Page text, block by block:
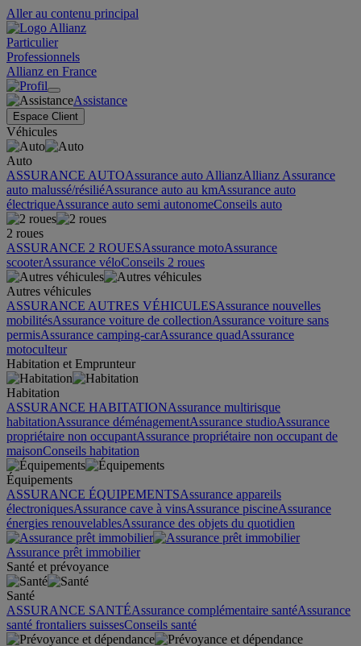
Aller au contenu principal
Particulier
Professionnels
Allianz en France
Assistance
Espace Client
Véhicules
Auto
ASSURANCE AUTOAssurance auto AllianzAllianz Assurance
auto malussé/résiliéAssurance auto au kmAssurance auto
électriqueAssurance auto semi autonomeConseils auto
2 roues
ASSURANCE 2 ROUESAssurance motoAssurance
scooterAssurance véloConseils 2 roues
Autres véhicules
ASSURANCE AUTRES VÉHICULESAssurance nouvelles
mobilitésAssurance voiture de collectionAssurance voiture sans
permisAssurance camping-carAssurance quadAssurance
motoculteur
Habitation et Emprunteur
Habitation
ASSURANCE HABITATIONAssurance multirisque
habitationAssurance déménagementAssurance studioAssurance
propriétaire non occupantAssurance propriétaire non occupant de
maisonConseils habitation
Équipements
ASSURANCE ÉQUIPEMENTSAssurance appareils
électroniquesAssurance cave à vinsAssurance piscineAssurance
énergies renouvelablesAssurance des objets du quotidien
Assurance prêt immobilier
Santé et prévoyance
Santé
ASSURANCE SANTÉAssurance complémentaire santéAssurance
santé frontaliers suissesConseils santé